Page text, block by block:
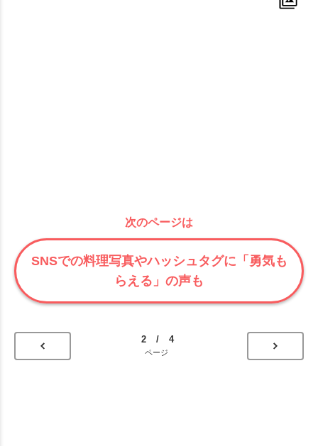
次のページは
SNSでの料理写真やハッシュタグに「勇気も
らえる」の声も
2 / 4
ページ